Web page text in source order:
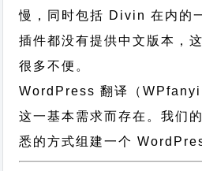
慢，同时包括 Divin 在内的
插件都没有提供中文版本，
很多不便。
WordPress 翻译（
这一基本需求而存在。我们
悉的方式组建一个